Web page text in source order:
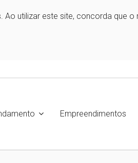
utilizar este site, concorda que
Empreendimentos